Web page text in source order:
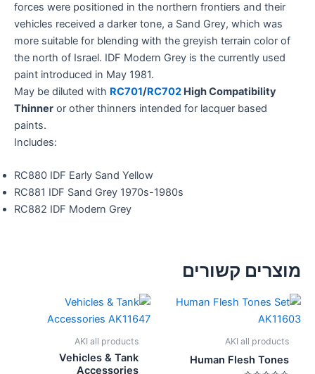
forces were positioned in the northern frontiers and their
vehicles received a darker tone, a Sand Grey, which was
more suitable for blending with the greyish terrain color of
the north of Israel. IDF Modern Grey is the currently used
paint introduced in May 1981.
May be diluted with RC701/RC702 High Compatibility
Thinner or other thinners intended for lacquer based
paints.
Includes:
RC880 IDF Early Sand Yellow
RC881 IDF Sand Grey 1970s-1980s
RC882 IDF Modern Grey
מוצרים קשורים
AKI all products
Human Flesh Tones
AKI all products
Vehicles & Tank
Accessories